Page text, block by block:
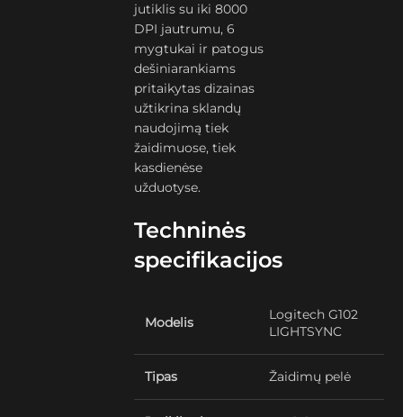
jutiklis su iki 8000
DPI jautrumu, 6
mygtukai ir patogus
dešiniarankiams
pritaikytas dizainas
užtikrina sklandų
naudojimą tiek
žaidimuose, tiek
kasdienėse
užduotyse.
Techninės
specifikacijos
Modelis
Logitech G102
LIGHTSYNC
Tipas Žaidimų pelė